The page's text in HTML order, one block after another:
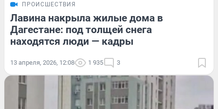
ПРОИСШЕСТВИЯ
Лавина накрыла жилые дома в
Дагестане: под толщей снега
находятся люди — кадры
13 апреля, 2026, 12:08 1 935 3